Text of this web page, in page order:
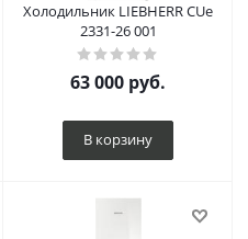
Холодильник LIEBHERR CUe
2331-26 001
63 000 руб.
В корзину